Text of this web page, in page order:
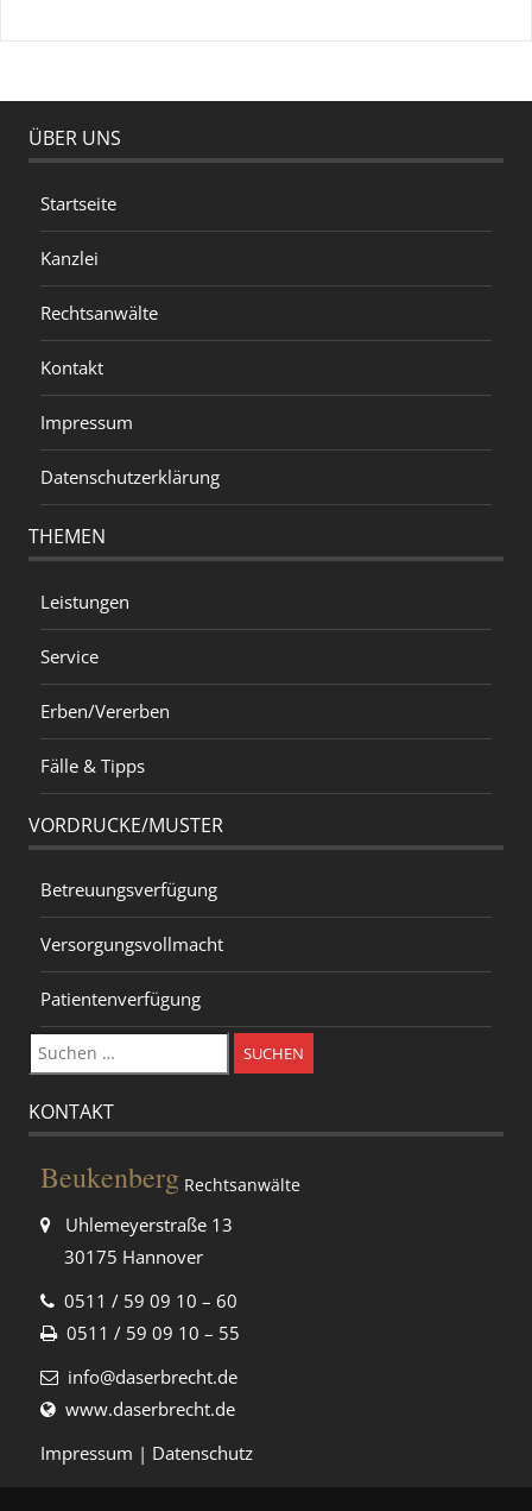
ÜBER UNS
Startseite
Kanzlei
Rechtsanwälte
Kontakt
Impressum
Datenschutzerklärung
THEMEN
Leistungen
Service
Erben/Vererben
Fälle & Tipps
VORDRUCKE/MUSTER
Betreuungsverfügung
Versorgungsvollmacht
Patientenverfügung
Suchen
nach:
KONTAKT
Beukenberg Rechtsanwälte
Uhlemeyerstraße 13
30175 Hannover
0511 / 59 09 10 – 60
0511 / 59 09 10 – 55
info@daserbrecht.de
www.daserbrecht.de
Impressum | Datenschutz